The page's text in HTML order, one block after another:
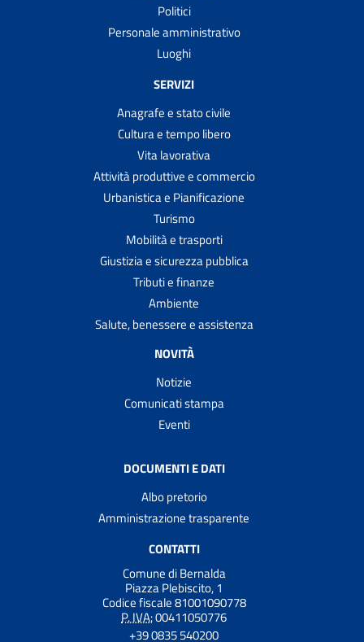
Politici
Personale amministrativo
Luoghi
SERVIZI
Anagrafe e stato civile
Cultura e tempo libero
Vita lavorativa
Attività produttive e commercio
Urbanistica e Pianificazione
Turismo
Mobilità e trasporti
Giustizia e sicurezza pubblica
Tributi e finanze
Ambiente
Salute, benessere e assistenza
NOVITÀ
Notizie
Comunicati stampa
Eventi
DOCUMENTI E DATI
Albo pretorio
Amministrazione trasparente
CONTATTI
Comune di Bernalda
Piazza Plebiscito, 1
Codice fiscale 81001090778
P. IVA:00411050776
+39 0835 540200